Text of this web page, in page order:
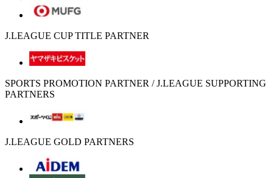
J.LEAGUE CUP TITLE PARTNER
SPORTS PROMOTION PARTNER / J.LEAGUE SUPPORTING
PARTNERS
J.LEAGUE GOLD PARTNERS